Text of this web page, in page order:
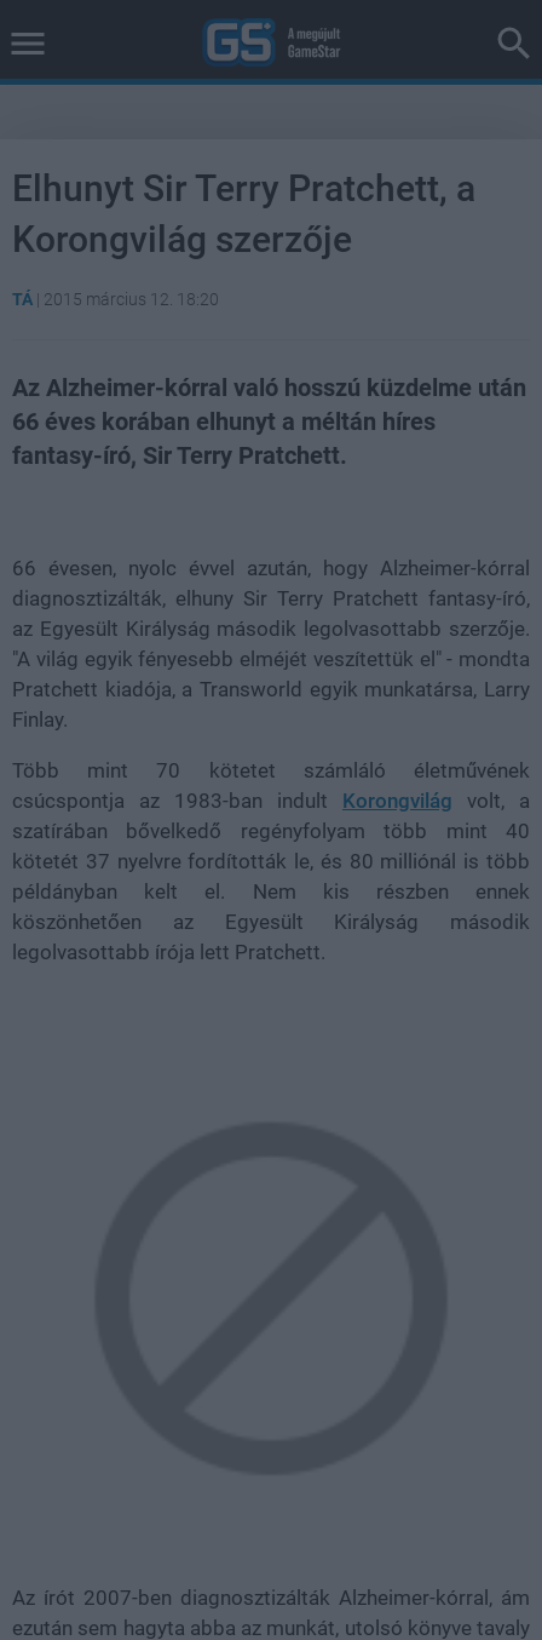
Elhunyt Sir Terry Pratchett, a
Korongvilág szerzője
TÁ | 2015 március 12. 18:20
Az Alzheimer-kórral való hosszú küzdelme után
66 éves korában elhunyt a méltán híres
fantasy-író, Sir Terry Pratchett.
66 évesen, nyolc évvel azután, hogy Alzheimer-kórral
diagnosztizálták, elhuny Sir Terry Pratchett fantasy-író,
az Egyesült Királyság második legolvasottabb szerzője.
"A világ egyik fényesebb elméjét veszítettük el" - mondta
Pratchett kiadója, a Transworld egyik munkatársa, Larry
Finlay.
Több mint 70 kötetet számláló életművének
csúcspontja az 1983-ban indult Korongvilág volt, a
szatírában bővelkedő regényfolyam több mint 40
kötetét 37 nyelvre fordították le, és 80 milliónál is több
példányban kelt el. Nem kis részben ennek
köszönhetően az Egyesült Királyság második
legolvasottabb írója lett Pratchett.
Az írót 2007-ben diagnosztizálták Alzheimer-kórral, ám
ezután sem hagyta abba az munkát, utolsó könyve tavaly